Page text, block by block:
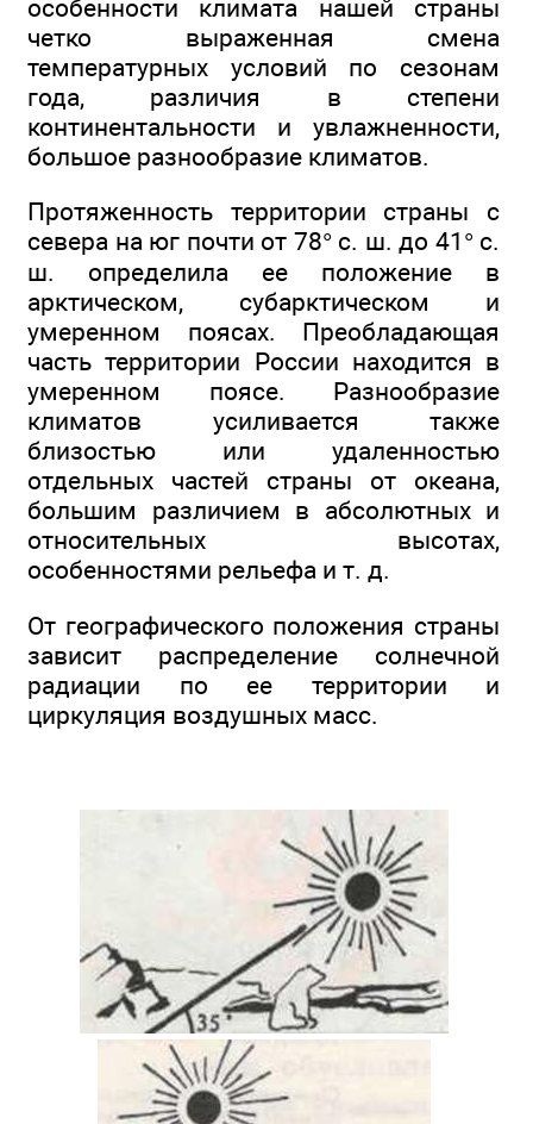
особенности климата нашей страны
четко выраженная смена
температурных условий по сезонам
года, различия в степени
континентальности и увлажненности,
большое разнообразие климатов.
Протяженность территории страны с
севера на юг почти от 78° с. ш. до 41° с.
ш. определила ее положение в
арктическом, субарктическом и
умеренном поясах. Преобладающая
часть территории России находится в
умеренном поясе. Разнообразие
климатов усиливается также
близостью или удаленностью
отдельных частей страны от океана,
большим различием в абсолютных и
относительных высотах,
особенностями рельефа и т. д.
От географического положения страны
зависит распределение солнечной
радиации по ее территории и
циркуляция воздушных масс.